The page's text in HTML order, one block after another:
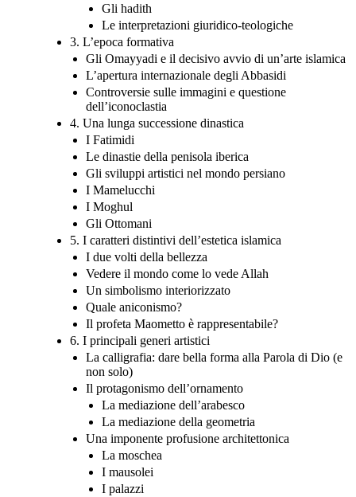
Gli hadith
Le interpretazioni giuridico-teologiche
3. L’epoca formativa
Gli Omayyadi e il decisivo avvio di un’arte islamica
L’apertura internazionale degli Abbasidi
Controversie sulle immagini e questione
dell’iconoclastia
4. Una lunga successione dinastica
I Fatimidi
Le dinastie della penisola iberica
Gli sviluppi artistici nel mondo persiano
I Mamelucchi
I Moghul
Gli Ottomani
5. I caratteri distintivi dell’estetica islamica
I due volti della bellezza
Vedere il mondo come lo vede Allah
Un simbolismo interiorizzato
Quale aniconismo?
Il profeta Maometto è rappresentabile?
6. I principali generi artistici
La calligrafia: dare bella forma alla Parola di Dio (e
non solo)
Il protagonismo dell’ornamento
La mediazione dell’arabesco
La mediazione della geometria
Una imponente profusione architettonica
La moschea
I mausolei
I palazzi